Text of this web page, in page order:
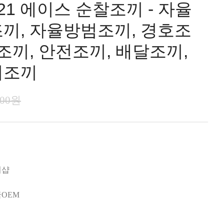
에이스 순찰조끼 - 자율
, 자율방범조끼, 경호조
끼, 안전조끼, 배달조끼,
끼
원
샵